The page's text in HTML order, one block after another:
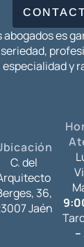
es
especialidad y
C. del
36,
Jaén